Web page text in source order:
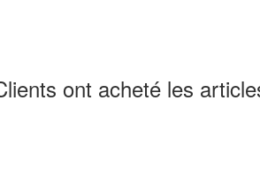
ont acheté les